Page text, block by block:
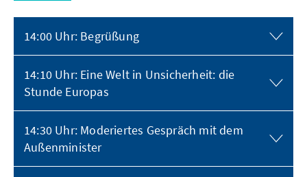
14:00 Uhr: Begrüßung
14:10 Uhr: Eine Welt in Unsicherheit: die
Stunde Europas
14:30 Uhr: Moderiertes Gespräch mit dem
Außenminister